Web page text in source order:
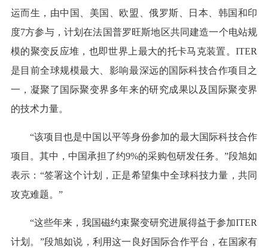
运而生，由中国、美国、欧盟、俄罗斯、日本、韩国和印
度7方参与，计划在法国普罗旺斯地区共同建造一个电站规
模的聚变反应堆，也即世界上最大的托卡马克装置。ITER
是目前全球规模最大、影响最深远的国际科技合作项目之
一，凝聚了国际聚变界多年来的研究成果以及国际聚变界
的技术力量。
“该项目也是中国以平等身份参加的最大国际科技合作
项目。其中，中国承担了约9%的采购包研发任务。”段旭如
表示：“签署这个计划，正是希望集中全球科技力量，共同
攻克难题。”
“这些年来，我国磁约束聚变研究进展得益于参加ITER
计划。”段旭如说，利用这一良好国际合作平台，在国家有